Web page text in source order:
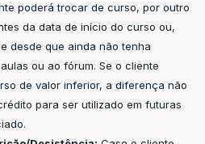
poderá trocar de curso, por outro
da data de início do curso ou,
desde que ainda não tenha
ou ao fórum. Se o cliente
de valor inferior, a diferença não
para ser utilizado em futuras